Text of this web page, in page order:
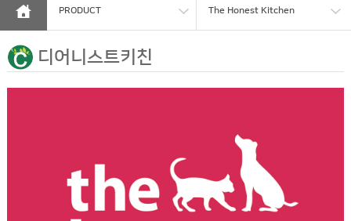
PRODUCT The Honest Kitchen
디어니스트키친